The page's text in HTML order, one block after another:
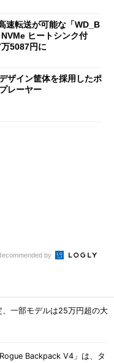
速転送が可能な「WD_B
ヒートシンク付
5087円に
ザイン筐体を採用したポ
レーヤー
by
一部モデルは25万円超の大
Backpack V4」は、タ